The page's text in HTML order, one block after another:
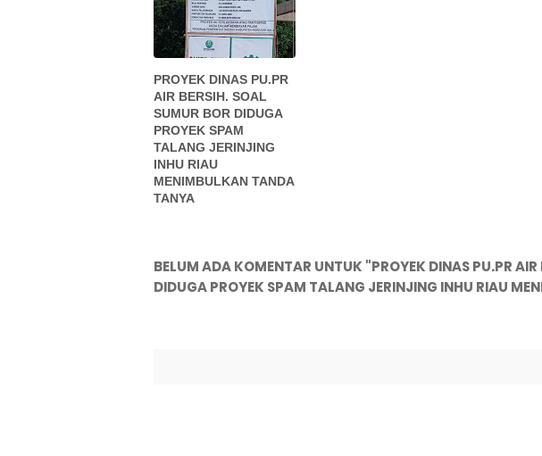
PROYEK DINAS PU.PR
AIR BERSIH. SOAL
SUMUR BOR DIDUGA
PROYEK SPAM
TALANG JERINJING
INHU RIAU
MENIMBULKAN TANDA
TANYA
BELUM ADA KOMENTAR UNTUK "PROYEK DINAS PU.PR AIR
DIDUGA PROYEK SPAM TALANG JERINJING INHU RIAU